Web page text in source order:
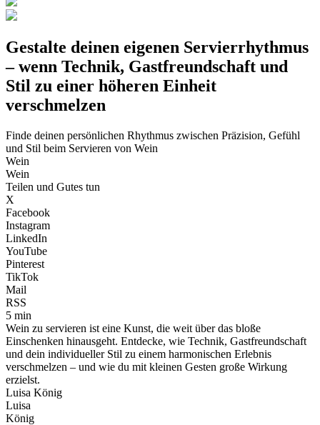
Gestalte deinen eigenen Servierrhythmus
– wenn Technik, Gastfreundschaft und
Stil zu einer höheren Einheit
verschmelzen
Finde deinen persönlichen Rhythmus zwischen Präzision, Gefühl
und Stil beim Servieren von Wein
Wein
Wein
Teilen und Gutes tun
X
Facebook
Instagram
LinkedIn
YouTube
Pinterest
TikTok
Mail
RSS
5 min
Wein zu servieren ist eine Kunst, die weit über das bloße
Einschenken hinausgeht. Entdecke, wie Technik, Gastfreundschaft
und dein individueller Stil zu einem harmonischen Erlebnis
verschmelzen – und wie du mit kleinen Gesten große Wirkung
erzielst.
Luisa König
Luisa
König